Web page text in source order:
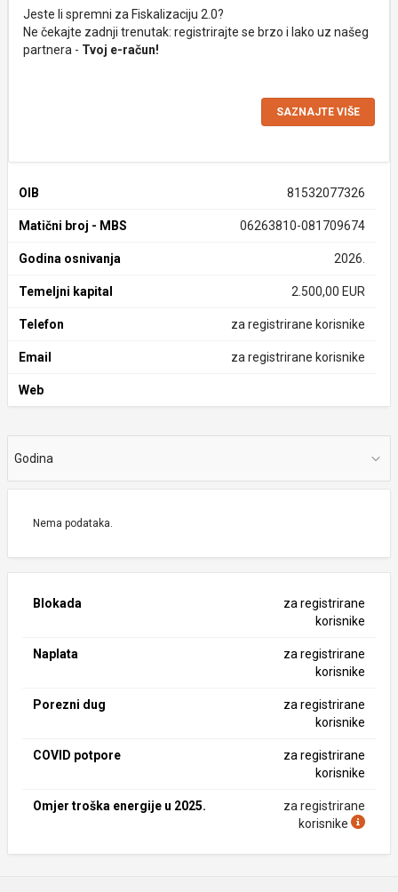
Jeste li spremni za Fiskalizaciju 2.0?
Ne čekajte zadnji trenutak: registrirajte se brzo i lako uz našeg
partnera - Tvoj e-račun!
SAZNAJTE VIŠE
OIB 81532077326
Matični broj - MBS 06263810-081709674
Godina osnivanja 2026.
Temeljni kapital 2.500,00 EUR
Telefon za registrirane korisnike
Email za registrirane korisnike
Web
Godina
Nema podataka.
Blokada
za registrirane
korisnike
Naplata
za registrirane
korisnike
Porezni dug
za registrirane
korisnike
COVID potpore
za registrirane
korisnike
Omjer troška energije u 2025.
za registrirane
korisnike